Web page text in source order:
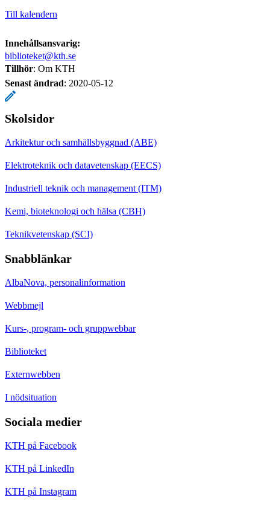
Till kalendern
Innehållsansvarig:
biblioteket@kth.se
Tillhör: Om KTH
Senast ändrad: 2020-05-12
Skolsidor
Arkitektur och samhällsbyggnad (ABE)
Elektroteknik och datavetenskap (EECS)
Industriell teknik och management (ITM)
Kemi, bioteknologi och hälsa (CBH)
Teknikvetenskap (SCI)
Snabblänkar
AlbaNova, personalinformation
Webbmejl
Kurs-, program- och gruppwebbar
Biblioteket
Externwebben
I nödsituation
Sociala medier
KTH på Facebook
KTH på LinkedIn
KTH på Instagram